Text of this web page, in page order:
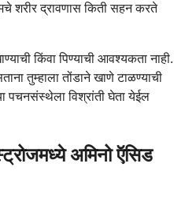
शरीर द्रावणास किती सहन करते
किंवा पिण्याची आवश्यकता नाही.
तुम्हाला तोंडाने खाणे टाळण्याची
विश्रांती घेता येईल
अमिनो ऍसिड